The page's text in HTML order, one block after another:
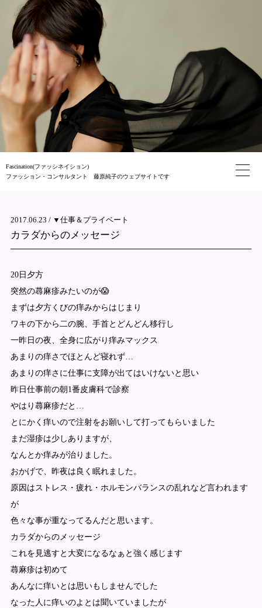
Fascination(ファッシネイション)
ファッション・コンサルタント 藤原純子のウェブサイトです
2017.06.23 / ▼仕事＆プライベート
カラダからのメッセージ
20日夕方
突然の蕁麻疹みたいのが😱
まずは夕方くびの痒みからはじまり
ワキの下から二の腕、手首とどんどん移行し
一昨日の夜、全身に広がり痒みマックス
あまりの痒さでほとんど寝れず…
あまりの痒さに仕事に支障が出てはいけないと思い
昨日仕事前の朝1番皮膚科で診察
やはり蕁麻疹だと…
とにかく痒いので注射をお願いして打ってもらいました
まだ湿疹は少しありますが、
なんとか痒みが治りました。
おかげで、昨夜は良く眠れました。
原因はストレス・疲れ・ホルモンバランスの乱れなど言われます
が
色々な事が重なってるんだと思います。
カラダからのメッセージ
これを見逃すと大変になるなぁと強く感じます
蕁麻疹は初めて
あんなに痒いとは思いもしませんでした
なった人に痒いのよとは聞いていましたが